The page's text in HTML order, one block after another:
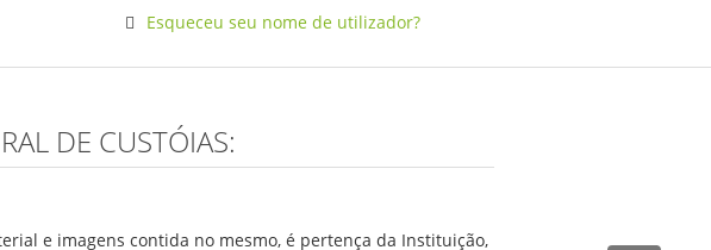
Esqueceu seu nome de utilizador?
DE CUSTÓIAS:
e imagens contida no mesmo, é pertença da Instituição,